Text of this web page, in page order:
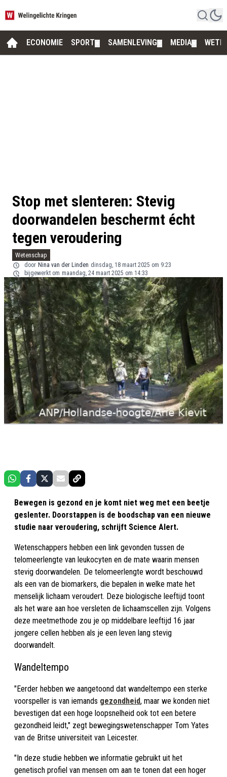
ECONOMIE SPORT SAMENLEVING MEDIA
Stop met slenteren: Stevig
doorwandelen beschermt écht
tegen veroudering
Wetenschap
door Nina van der Linden dinsdag, 18 maart 2025 om 9:23
bijgewerkt om maandag, 24 maart 2025 om 14:33
Bewegen is gezond en je komt niet weg met een beetje
geslenter. Doorstappen is de boodschap van een nieuwe
studie naar veroudering, schrijft Science Alert.
Wetenschappers hebben een link gevonden tussen de
telomeerlengte van leukocyten en de mate waarin mensen
stevig doorwandelen. De telomeerlengte wordt beschouwd
als een van de biomarkers, die bepalen in welke mate het
menselijk lichaam veroudert. Deze biologische leeftijd toont
als het ware aan hoe versleten de lichaamscellen zijn. Volgens
deze meetmethode zou je op middelbare leeftijd 16 jaar
jongere cellen hebben als je een leven lang stevig
doorwandelt.
Wandeltempo
"Eerder hebben we aangetoond dat wandeltempo een sterke
voorspeller is van iemands gezondheid, maar we konden niet
bevestigen dat een hoge loopsnelheid ook tot een betere
gezondheid leidt," zegt bewegingswetenschapper Tom Yates
van de Britse universiteit van Leicester.
"In deze studie hebben we informatie gebruikt uit het
genetisch profiel van mensen om aan te tonen dat een hoger